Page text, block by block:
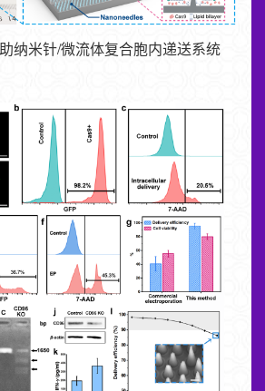
纳米针/微流体复合胞内递送系统